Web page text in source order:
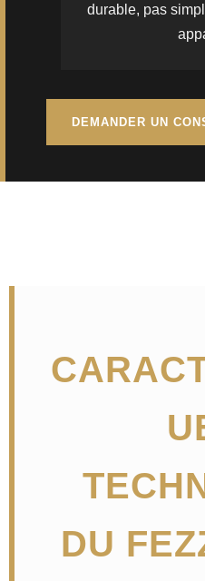
durable, pas
DEMANDER UN
DU